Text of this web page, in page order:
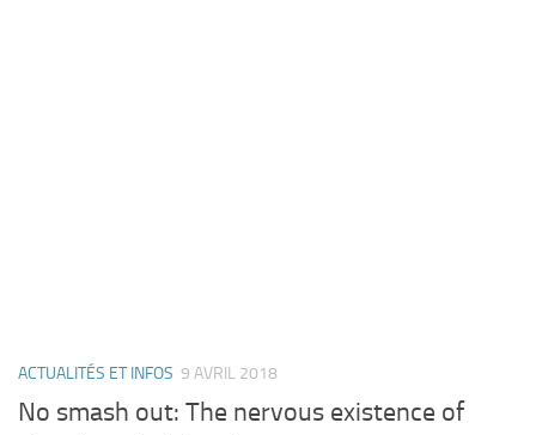
ACTUALITÉS ET INFOS 9 AVRIL 2018
No smash out: The nervous existence of